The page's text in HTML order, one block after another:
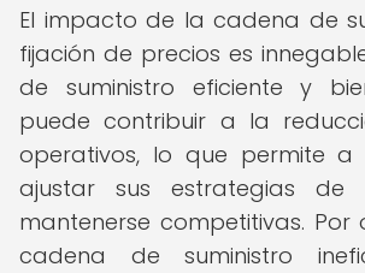
El impacto de la cadena de
fijación de precios es
de suministro eficiente y
puede contribuir a la
operativos, lo que permite a
ajustar sus estrategias de
mantenerse competitivas. Por
cadena de suministro